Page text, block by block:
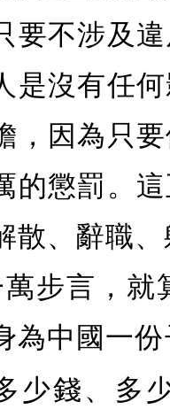
要不涉及
是沒有任
，因為只
的懲罰。
散、辭職
步言，就
為中國一
少錢、多